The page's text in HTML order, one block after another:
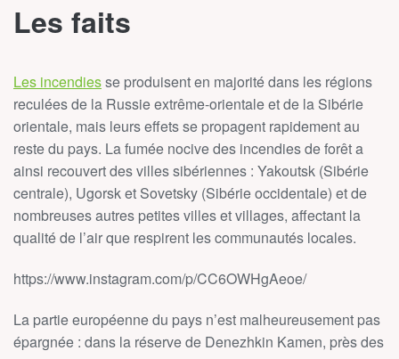
Les faits
Les incendiesse produisent en majorité dans les régions
reculées de la Russie extrême-orientale et de la Sibérie
orientale, mais leurs effets se propagent rapidement au
reste du pays. La fumée nocive des incendies de forêt a
ainsi recouvert des villes sibériennes : Yakoutsk (Sibérie
centrale), Ugorsk et Sovetsky (Sibérie occidentale) et de
nombreuses autres petites villes et villages, affectant la
qualité de l’air que respirent les communautés locales.
https://www.instagram.com/p/CC6OWHgAeoe/
La partie européenne du pays n’est malheureusement pas
épargnée : dans la réserve de Denezhkin Kamen, près des